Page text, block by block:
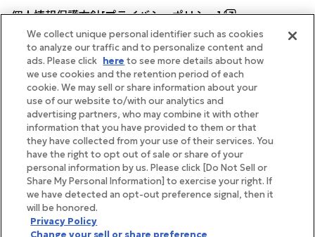
個人情報保護方針[プライバシーポリシー]
帝国ホテル公式サイト
FOLLOW
Copyright Imperial Hotel, Ltd.
We collect unique personal identifier such as cookies
to analyze our traffic and to personalize content and
ads. Please click here to see more details about how
we use cookies and the retention period of each
cookie. We may sell or share information about your
use of our website to/with our analytics and
advertising partners, who may combine it with other
information that you have provided to them or that
they have collected from your use of their services. You
have the right to opt out of sale or share of your
personal information by us. Please click [Do Not Sell or
Share My Personal Information] to exercise your right. If
we have detected an opt-out preference signal, then it
will be honored.
Privacy Policy
Change your sell or share preference